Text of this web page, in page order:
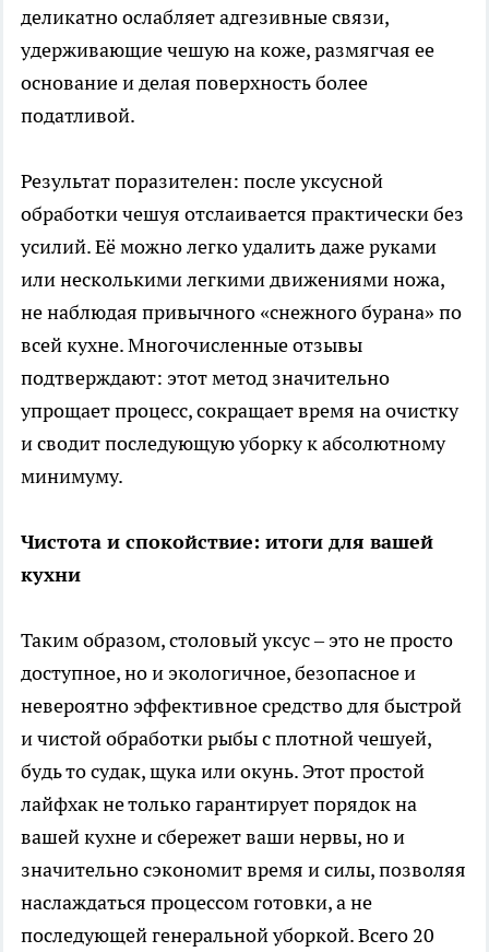
деликатно ослабляет адгезивные связи,
удерживающие чешую на коже, размягчая ее
основание и делая поверхность более
податливой.
Результат поразителен: после уксусной
обработки чешуя отслаивается практически без
усилий. Её можно легко удалить даже руками
или несколькими легкими движениями ножа,
не наблюдая привычного «снежного бурана» по
всей кухне. Многочисленные отзывы
подтверждают: этот метод значительно
упрощает процесс, сокращает время на очистку
и сводит последующую уборку к абсолютному
минимуму.
Чистота и спокойствие: итоги для вашей
кухни
Таким образом, столовый уксус – это не просто
доступное, но и экологичное, безопасное и
невероятно эффективное средство для быстрой
и чистой обработки рыбы с плотной чешуей,
будь то судак, щука или окунь. Этот простой
лайфхак не только гарантирует порядок на
вашей кухне и сбережет ваши нервы, но и
значительно сэкономит время и силы, позволяя
наслаждаться процессом готовки, а не
последующей генеральной уборкой. Всего 20